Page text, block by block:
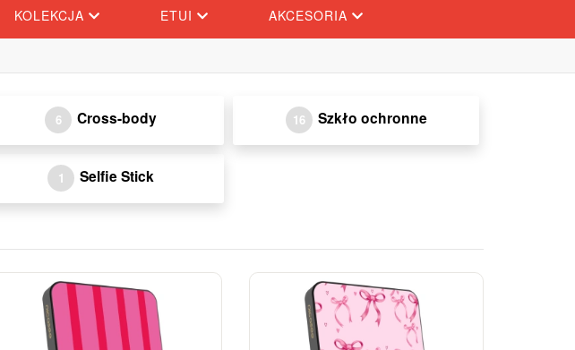
KOLEKCJA ETUI AKCESORIA
6 Cross-body 16 Szkło ochronne
1 Selfie Stick